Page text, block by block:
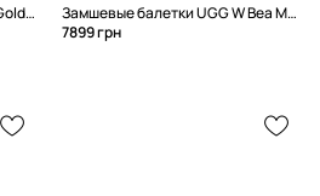
Замшевые сандалии UGG W Goldenstar Gleam
Замшевые балетки UGG W Bea Mary Jane Meadow
7899 грн